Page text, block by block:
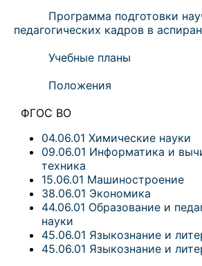
Программа подготовки
педагогических кадров в
Учебные планы
Положения
ФГОС ВО
04.06.01 Химические науки
09.06.01 Информатика и
техника
15.06.01 Машиностроение
38.06.01 Экономика
44.06.01 Образование и
науки
45.06.01 Языкознание и
45.06.01 Языкознание и